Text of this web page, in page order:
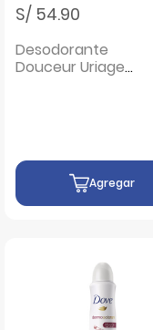
S/ 54.90
Desodorante
Douceur Uriage
Agregar